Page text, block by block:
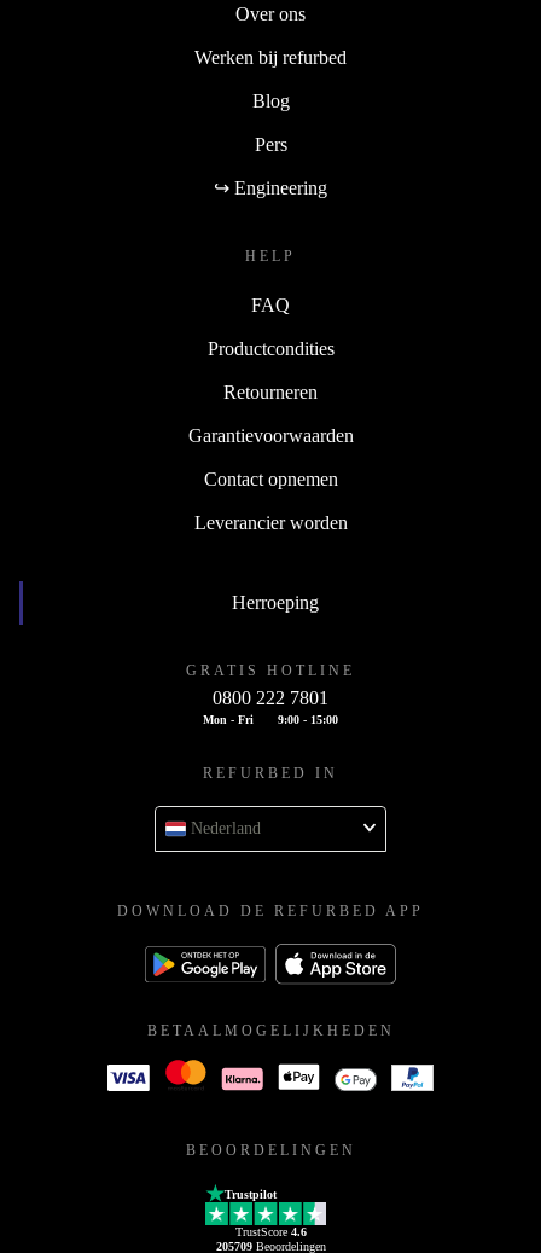
Over ons
Werken bij refurbed
Blog
Pers
↪ Engineering
HELP
FAQ
Productcondities
Retourneren
Garantievoorwaarden
Contact opnemen
Leverancier worden
Herroeping
GRATIS HOTLINE
0800 222 7801
Mon - Fri 9:00 - 15:00
REFURBED IN
Nederland
DOWNLOAD DE REFURBED APP
BETAALMOGELIJKHEDEN
BEOORDELINGEN
Trustpilot
TrustScore 4.6
205709Beoordelingen